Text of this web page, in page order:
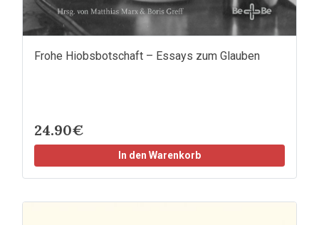
Frohe Hiobsbotschaft – Essays zum Glauben
24.90€
In den Warenkorb